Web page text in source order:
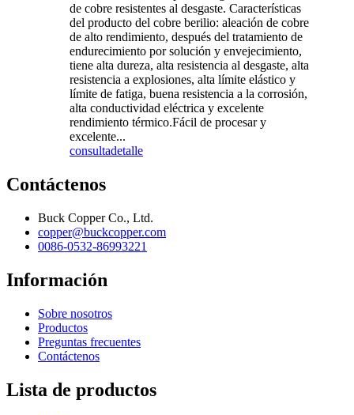
de cobre resistentes al desgaste. Características
del producto del cobre berilio: aleación de cobre
de alto rendimiento, después del tratamiento de
endurecimiento por solución y envejecimiento,
tiene alta dureza, alta resistencia al desgaste, alta
resistencia a explosiones, alta límite elástico y
límite de fatiga, buena resistencia a la corrosión,
alta conductividad eléctrica y excelente
rendimiento térmico.Fácil de procesar y
excelente...
consultadetalle
Contáctenos
Buck Copper Co., Ltd.
copper@buckcopper.com
0086-0532-86993221
Información
Sobre nosotros
Productos
Preguntas frecuentes
Contáctenos
Lista de productos